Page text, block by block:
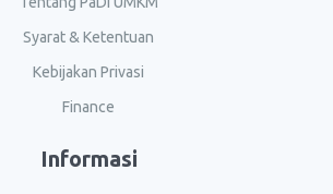
Syarat & Ketentuan
Kebijakan Privasi
Finance
Informasi